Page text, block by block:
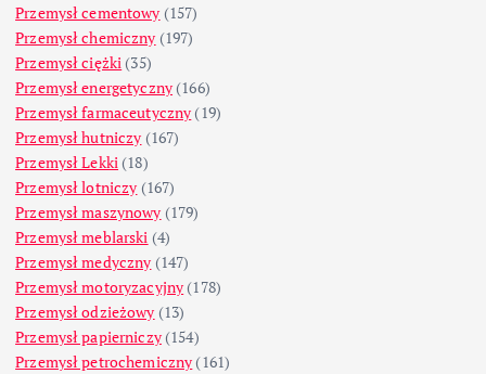
Przemysł cementowy (157)
Przemysł chemiczny (197)
Przemysł ciężki (35)
Przemysł energetyczny (166)
Przemysł farmaceutyczny (19)
Przemysł hutniczy (167)
Przemysł Lekki (18)
Przemysł lotniczy (167)
Przemysł maszynowy (179)
Przemysł meblarski (4)
Przemysł medyczny (147)
Przemysł motoryzacyjny (178)
Przemysł odzieżowy (13)
Przemysł papierniczy(154)
Przemysł petrochemiczny (161)